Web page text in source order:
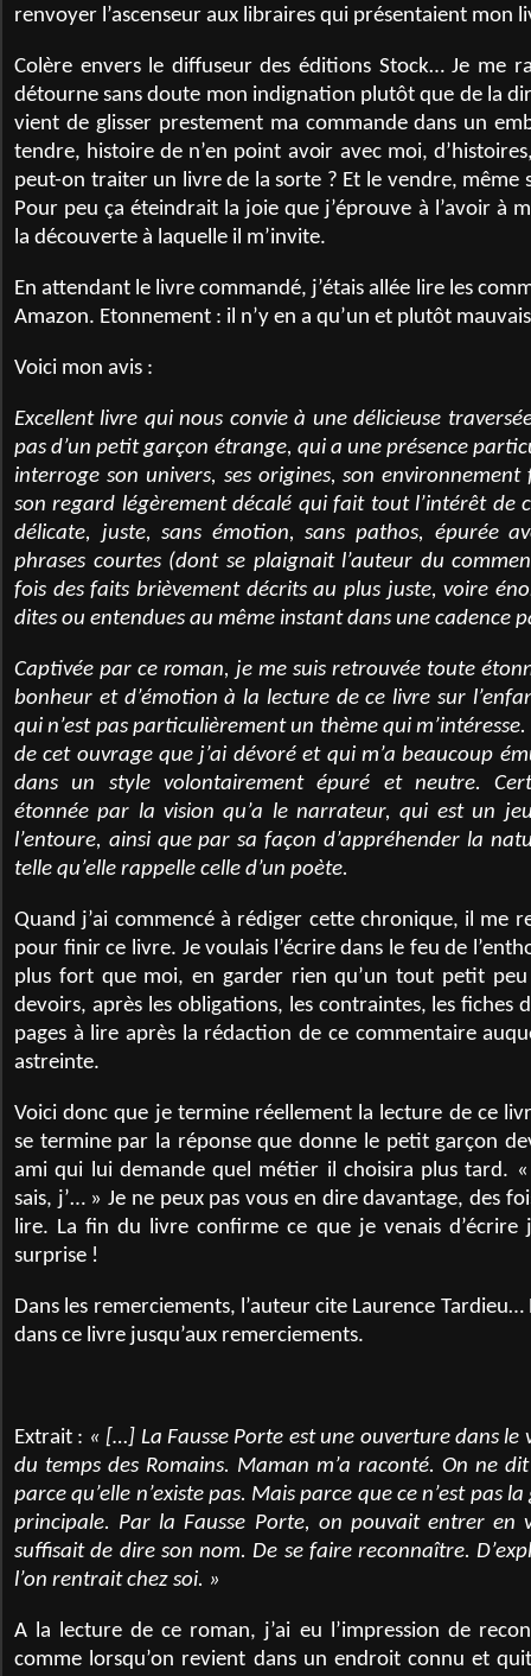
renvoyer l’ascenseur aux libraires qui présentaient mon
Colère envers le diffuseur des éditions Stock… Je me
détourne sans doute mon indignation plutôt que de la
vient de glisser prestement ma commande dans un
tendre, histoire de n’en point avoir avec moi,
peut-on traiter un livre de la sorte ? Et le vendre, même
Pour peu ça éteindrait la joie que j’éprouve à l’avoir à
la découverte à laquelle il m’invite.
En attendant le livre commandé, j’étais allée lire les
Amazon. Etonnement : il n’y en a qu’un et plutôt
Voici mon avis :
Excellent livre qui nous convie à une délicieuse
pas d’un petit garçon étrange, qui a une présence
interroge son univers, ses origines, son
son regard légèrement décalé qui fait tout l’intérêt de
délicate, juste, sans émotion, sans pathos, épurée
phrases courtes (dont se plaignait l’auteur du
fois des faits brièvement décrits au plus juste, voire
dites ou entendues au même instant dans une cadence
Captivée par ce roman, je me suis retrouvée toute
bonheur et d’émotion à la lecture de ce livre sur
qui n’est pas particulièrement un thème qui m’intéresse.
de cet ouvrage que j’ai dévoré et qui m’a beaucoup
dans un style volontairement épuré et neutre.
étonnée par la vision qu’a le narrateur, qui est un
l’entoure, ainsi que par sa façon d’appréhender la
telle qu’elle rappelle celle d’un poète.
Quand j’ai commencé à rédiger cette chronique, il me
pour finir ce livre. Je voulais l’écrire dans le feu de
plus fort que moi, en garder rien qu’un tout petit peu
devoirs, après les obligations, les contraintes, les fiches
pages à lire après la rédaction de ce commentaire
astreinte.
Voici donc que je termine réellement la lecture de ce
se termine par la réponse que donne le petit garçon
ami qui lui demande quel métier il choisira plus tard.
sais, j’… » Je ne peux pas vous en dire davantage, des
lire. La fin du livre confirme ce que je venais d’écrire
surprise !
Dans les remerciements, l’auteur cite Laurence
dans ce livre jusqu’aux remerciements.
Extrait : « […] La Fausse Porte est une ouverture dans
du temps des Romains. Maman m’a raconté. On ne dit
parce qu’elle n’existe pas. Mais parce que ce n’est pas
principale. Par la Fausse Porte, on pouvait entrer
suffisait de dire son nom. De se faire reconnaître.
l’on rentrait chez soi. »
A la lecture de ce roman, j’ai eu l’impression de
comme lorsqu’on revient dans un endroit connu et